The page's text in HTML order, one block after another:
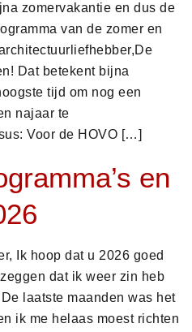
zomervakantie en dus de
van de zomer en
Dat betekent bijna
tijd om nog een
najaar te
Voor de HOVO […]
en
Ik hoop dat u 2026 goed
dat ik weer zin heb
laatste maanden was het
ik me helaas moest richten